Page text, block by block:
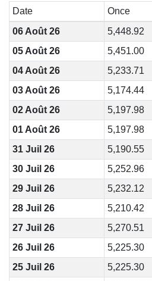
Date Once
06 Août 26
5,448.92
05 Août 26
5,451.00
04 Août 26
5,233.71
03 Août 26
5,174.44
02 Août 26
5,197.98
01 Août 26
5,197.98
31 Juil 26
5,190.55
30 Juil 26
5,252.96
29 Juil 26
5,232.12
28 Juil 26
5,210.42
27 Juil 26
5,270.51
26 Juil 26
5,225.30
25 Juil 26
5,225.30